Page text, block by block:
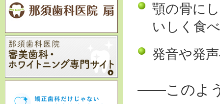
顎の骨に
いしく食
発音や発
――このよう